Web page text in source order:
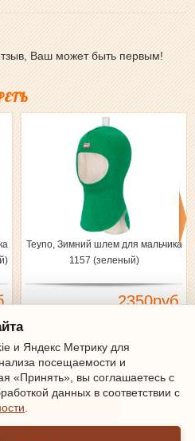
Ваш может быть первым!
Teyno, Зимний шлем для мальчика
1157 (зеленый)
2350руб.
| Войти
и оплате
и Яндекс Метрику для
посещаемости и
«Принять», вы соглашаетесь с
данных в соответствии с